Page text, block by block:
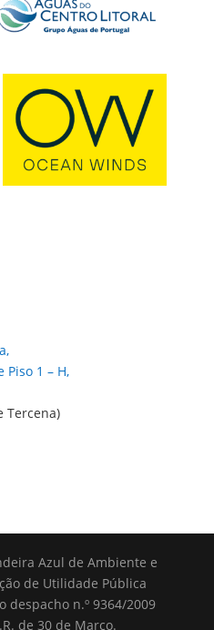
1 – H,
Tercena)
Azul de Ambiente e
de Utilidade Pública
despacho n.º 9364/2009
de 30 de Março.